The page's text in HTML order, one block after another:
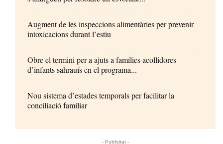
Augment de les inspeccions alimentàries per prevenir
intoxicacions durant l’estiu
Obre el termini per a ajuts a famílies acollidores
d’infants sahrauís en el programa...
Nou sistema d’estades temporals per facilitar la
conciliació familiar
- Publicitat -